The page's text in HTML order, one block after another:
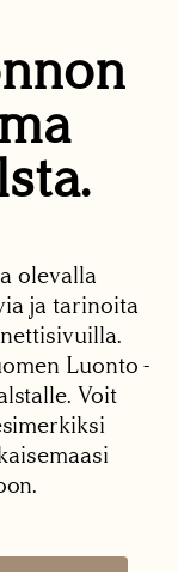
olevalla
ja tarinoita
Luonto -
Voit